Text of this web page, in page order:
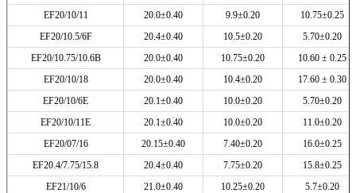
EF20/10/11
20.0±0.40 9.9±0.20
10.75±0.25
EF20/10.5/6F
20.4±0.40 10.5±0.20
5.70±0.20
EF20/10.75/10.6B
20.0±0.40 10.75±0.20
10.60 ± 0.25
EF20/10/18
20.0±0.40 10.4±0.20
17.60 ± 0.30
EF20/10/6E
20.1±0.40 10.0±0.20
5.70±0.20
EF20/10/11E
20.1±0.40 10.0±0.20
11.0±0.20
EF20/07/16
20.15±0.40 7.40±0.20
16.0±0.25
EF20.4/7.75/15.8
20.4±0.40 7.75±0.20
15.8±0.25
EF21/10/6
21.0±0.40 10.25±0.20
5.7±0.20